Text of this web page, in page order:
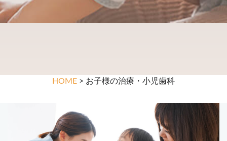
HOME > お子様の治療・小児歯科